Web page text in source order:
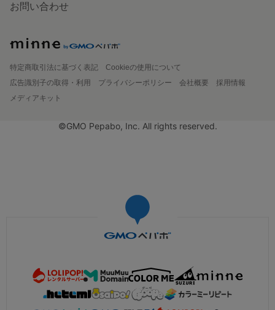
お問い合わせ
特定商取引法に基づく表記
Cookieの使用について
広告識別子の取得・利用
プライバシーポリシー 会社概要
採用情報
メディアキット
©GMO Pepabo, Inc. All rights reserved.